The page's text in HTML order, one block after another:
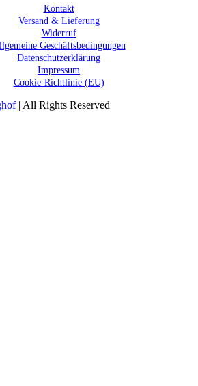
Kontakt
Versand & Lieferung
Widerruf
Geschäftsbedingungen
Datenschutzerklärung
Impressum
Cookie-Richtlinie (EU)
| All Rights Reserved